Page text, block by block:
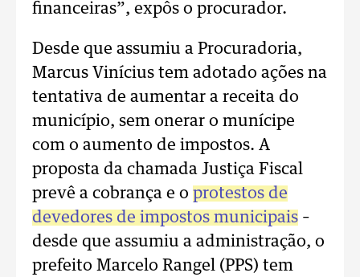
financeiras”, expôs o procurador.
Desde que assumiu a Procuradoria,
Marcus Vinícius tem adotado ações na
tentativa de aumentar a receita do
município, sem onerar o munícipe
com o aumento de impostos. A
proposta da chamada Justiça Fiscal
prevê a cobrança e o protestos de
devedores de impostos municipais –
desde que assumiu a administração, o
prefeito Marcelo Rangel (PPS) tem